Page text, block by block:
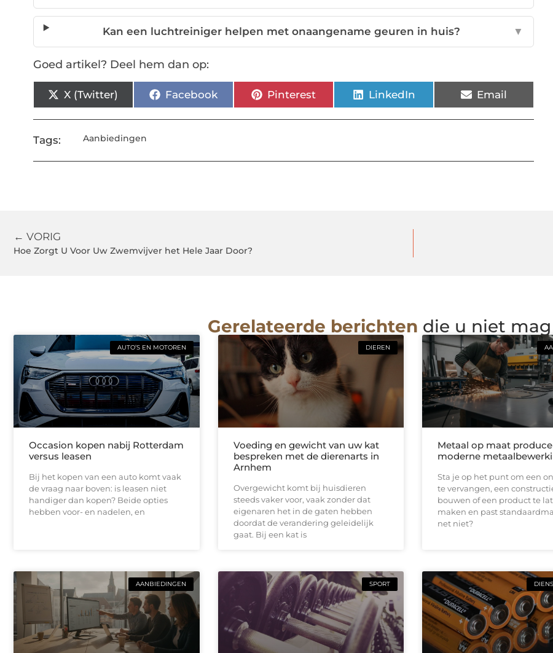
Kan een luchtreiniger helpen met onaangename geuren in huis? ▼
Goed artikel? Deel hem dan op:
X (Twitter) Facebook Pinterest LinkedIn Email
Tags: Aanbiedingen
← VORIG
Hoe Zorgt U Voor Uw Zwemvijver het Hele Jaar Door?
Gerelateerde berichten die u niet
AUTO’S EN MOTOREN
Occasion kopen nabij Rotterdam
versus leasen
Bij het kopen van een auto komt vaak
de vraag naar boven: is leasen niet
handiger dan kopen? Beide opties
hebben voor- en nadelen, en
DIEREN
Voeding en gewicht van uw kat
bespreken met de dierenarts in
Arnhem
Overgewicht komt bij huisdieren
steeds vaker voor, vaak zonder dat
eigenaren het in de gaten hebben
doordat de verandering geleidelijk
gaat. Bij een kat is
Metaal op maat
moderne
Sta je op het punt om een
te vervangen, een
bouwen of een product te
maken en past
net niet?
AANBIEDINGEN SPORT